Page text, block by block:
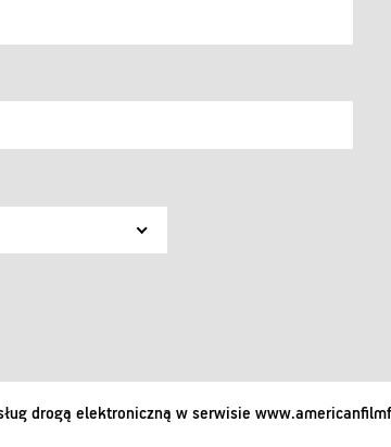
drogą elektroniczną w serwisie